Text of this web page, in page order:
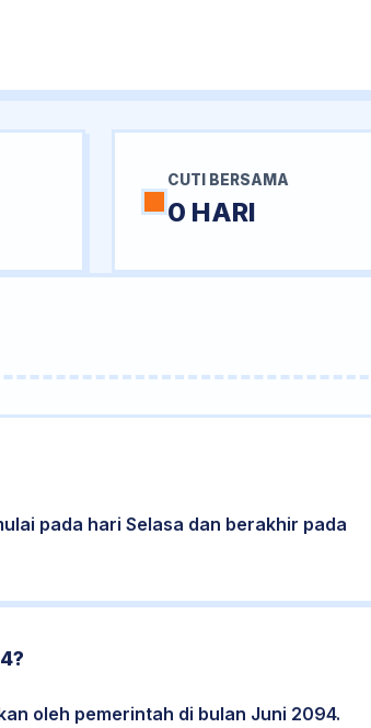
CUTI BERSAMA
0 HARI
pada hari Selasa dan berakhir pada
oleh pemerintah di bulan Juni 2094.